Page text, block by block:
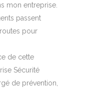
mon entreprise.
passent
pour
de cette
Sécurité
de prévention,